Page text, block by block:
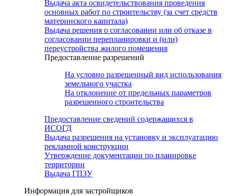
Выдача акта освидетельствования проведения
основных работ по строительству (за счет средств
материнского капитала)
Выдача решения о согласовании или об отказе в
согласовании перепланировки и (или)
переустройства жилого помещения
Предоставление разрешений
На условно разрешенный вид использования
земельного участка
На отклонение от предельных параметров
разрешенного строительства
Предоставление сведений содержащихся в
ИСОГД
Выдача разрешения на установку и эксплуатацию
рекламной конструкции
Утверждение документации по планировке
территории
Выдача ГПЗУ
Информация для застройщиков